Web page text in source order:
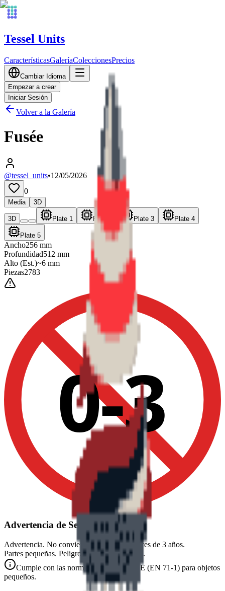
Tessel Units
CaracterísticasGaleríaColeccionesPrecios
Cambiar Idioma
Empezar a crear
Iniciar Sesión
Volver a la Galería
Fusée
@tessel_units•12/05/2026
0
Media 3D
3D Plate 1 Plate 2 Plate 3 Plate 4
Plate 5
Ancho256 mm
Profundidad512 mm
Alto (Est.)~6 mm
Piezas2783
0-3
Advertencia de Seguridad
Advertencia. No conviene para niños menores de 3 años.
Partes pequeñas. Peligro de atragantamiento.
Cumple con las normas de seguridad CE (EN 71-1) para objetos
pequeños.